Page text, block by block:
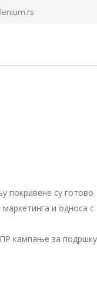
покривене су готово
и односа с
кампање за подршку